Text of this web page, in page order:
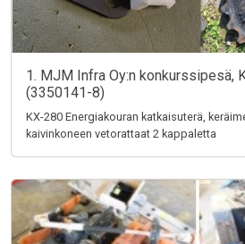
1. MJM Infra Oy:n konkurssipesä,
(3350141-8)
KX-280 Energiakouran katkaisuterä,
kaivinkoneen vetorattaat 2 kappaletta